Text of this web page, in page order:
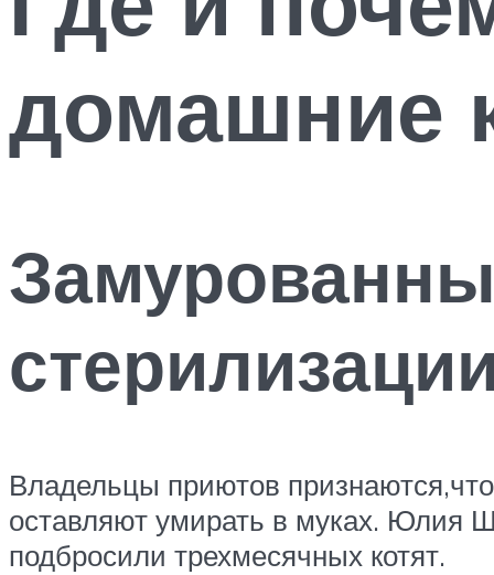
домашние
Владельцы приютов
оставляют умирать в муках. Юлия
подбросили трехмесячных котят.